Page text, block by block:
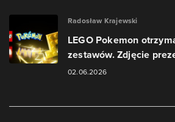
Radosław Krajewski
LEGO Pokemon
zestawów. Zdjęcie
02.06.2026